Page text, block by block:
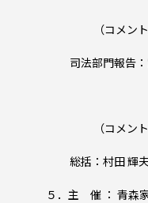
（コメン
司法部門報告
（コメン
総括：村田 輝
５．主 催 ： 青森